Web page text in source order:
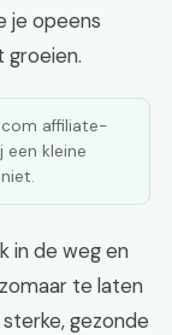
je opeens
groeien.
affiliate-
een kleine
in de weg en
te laten
gezonde